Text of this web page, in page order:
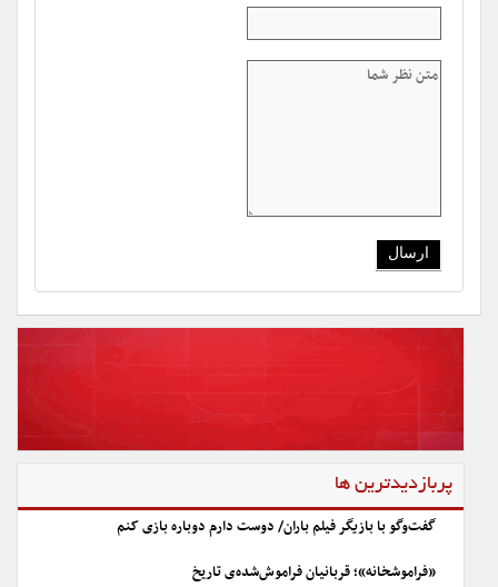
پربازدیدترین ها
گفت‌وگو با بازیگر فیلم باران/ دوست دارم دوباره بازی کنم
«فراموشخانه»؛ قربانیان فراموش‌شده‌ی تاریخ